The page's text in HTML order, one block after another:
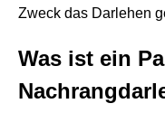
Zweck das Darlehen
Was ist ein